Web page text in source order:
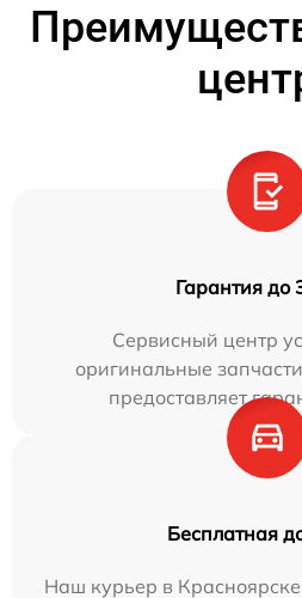
Гарантия до
Сервисный центр
оригинальные
предоставляет
Бесплатная
Наш курьер в Красноярске